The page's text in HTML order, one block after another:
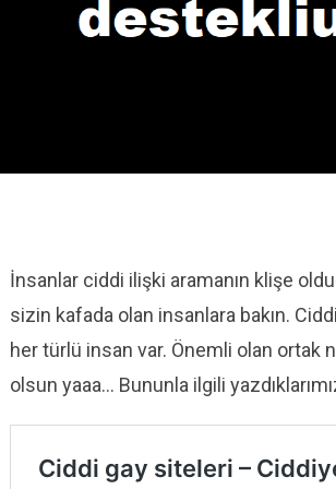
İnsanlar ciddi ilişki aramanın klişe
sizin kafada olan insanlara bakın.
her türlü insan var. Önemli olan ortak
olsun yaaa… Bununla ilgili